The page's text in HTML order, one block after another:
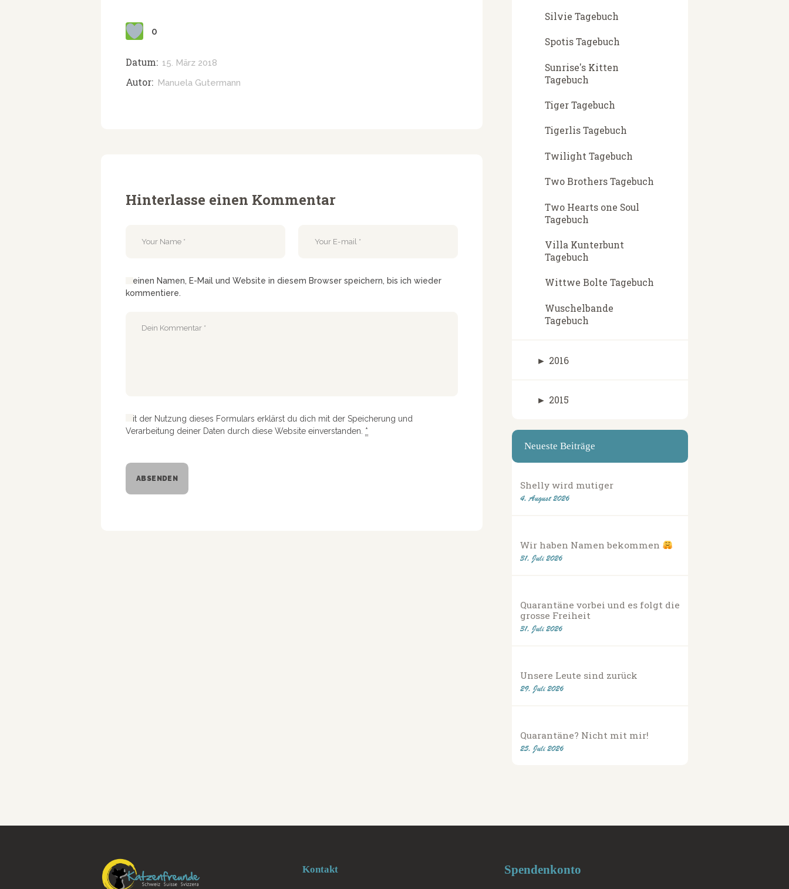
0
Datum: 15. März 2018
Autor: Manuela Gutermann
Hinterlasse einen Kommentar
Meinen Namen, E-Mail und Website in diesem Browser speichern, bis ich wieder
kommentiere.
Mit der Nutzung dieses Formulars erklärst du dich mit der Speicherung und
Verarbeitung deiner Daten durch diese Website einverstanden. *
Silvie Tagebuch
Spotis Tagebuch
Sunrise's Kitten
Tagebuch
Tiger Tagebuch
Tigerlis Tagebuch
Twilight Tagebuch
Two Brothers Tagebuch
Two Hearts one Soul
Tagebuch
Villa Kunterbunt
Tagebuch
Wittwe Bolte Tagebuch
Wuschelbande
Tagebuch
► 2016
► 2015
Neueste Beiträge
Shelly wird mutiger
4. August 2026
Wir haben Namen bekommen
31. Juli 2026
Quarantäne vorbei und es folgt die
grosse Freiheit
31. Juli 2026
Unsere Leute sind zurück
29. Juli 2026
Quarantäne? Nicht mit mir!
25. Juli 2026
Kontakt Spendenkonto